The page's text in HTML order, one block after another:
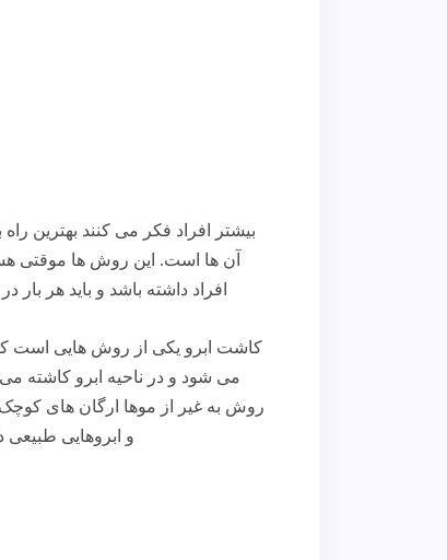
بیشتر افراد فکر می کنند بهترین
آن ها است. این روش ها موقتی
افراد داشته باشد و باید هر
کاشت ابرو یکی از روش هایی است که
می شود و در ناحیه ابرو کاشته
روش به غیر از موها ارگان های کوچک
و ابروهایی